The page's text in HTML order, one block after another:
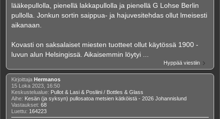
lääkepullolla, pienellä lakkapullolla ja pienellä G Lohse Berlin
pullolla. Jonkun sortin saippua- ja hajuvesitehdas ollut lmeisesti
aikanaan.
Kovasti on saksalaiset miesten tuotteet ollut käytössä 1900 -
luvun alun Helsingissä. Aikaisemmin löytyi ...
Hyppää viestiin
Kirjoittaja Hermanos
15 Loka 2023, 16:50
Keskustelualue: Pullot & Lasi & Posliini / Bottles & Glass
Aihe: Kesän (ja syksyn) pullosatoa metsien kätköistä - 2026 Johannislund
Vastaukset: 68
Luettu: 164223